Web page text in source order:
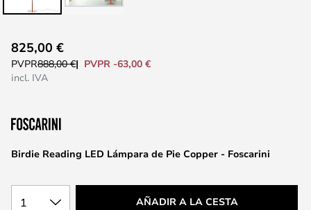
al
comienzo
galería
imágenes
Birdie Reading LED Lámpara de Pie Copper - Foscarini
825,00 €
PVPR888,00 €
PVPR -63,00 €
incl. IVA
1 AÑADIR A LA CESTA